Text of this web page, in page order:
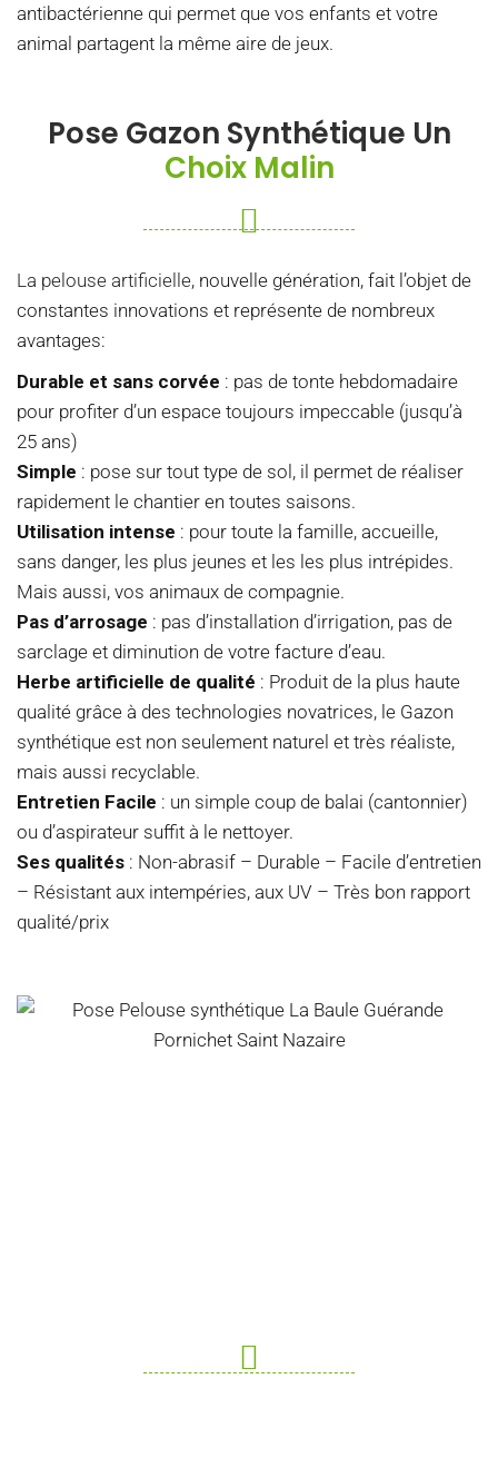
antibactérienne qui permet que vos enfants et votre
animal partagent la même aire de jeux.
Pose Gazon Synthétique Un
Choix Malin
La pelouse artificielle, nouvelle génération, fait l’objet de
constantes innovations et représente de nombreux
avantages:
Durable et sans corvée : pas de tonte hebdomadaire
pour profiter d’un espace toujours impeccable (jusqu’à
25 ans)
Simple : pose sur tout type de sol, il permet de réaliser
rapidement le chantier en toutes saisons.
Utilisation intense : pour toute la famille, accueille,
sans danger, les plus jeunes et les les plus intrépides.
Mais aussi, vos animaux de compagnie.
Pas d’arrosage : pas d’installation d’irrigation, pas de
sarclage et diminution de votre facture d’eau.
Herbe artificielle de qualité : Produit de la plus haute
qualité grâce à des technologies novatrices, le Gazon
synthétique est non seulement naturel et très réaliste,
mais aussi recyclable.
Entretien Facile : un simple coup de balai (cantonnier)
ou d’aspirateur suffit à le nettoyer.
Ses qualités : Non-abrasif – Durable – Facile d’entretien
– Résistant aux intempéries, aux UV – Très bon rapport
qualité/prix